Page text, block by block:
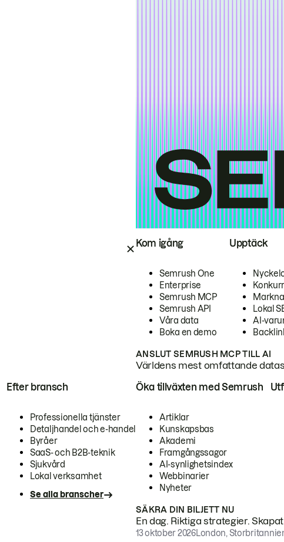
Kom igång
Semrush One
Enterprise
Semrush MCP
Semrush API
Våra data
Boka en demo
Upptäck
Lokal
AI-
ANSLUT SEMRUSH MCP TILL AI
Världens mest omfattande
Efter bransch
Professionella tjänster
Detaljhandel och e-handel
Byråer
SaaS- och B2B-teknik
Sjukvård
Lokal verksamhet
Se alla branscher
Öka tillväxten med Semrush
Artiklar
Kunskapsbas
Akademi
Framgångssagor
AI-synlighetsindex
Webbinarier
Nyheter
SÄKRA DIN BILJETT NU
En dag. Riktiga strategier.
13 oktober 2026London,